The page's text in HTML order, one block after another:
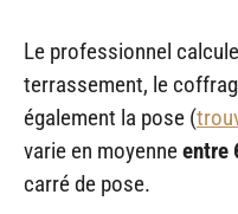
Le professionnel
terrassement, le
également la pose (
varie en moyenneentre
carré de pose.